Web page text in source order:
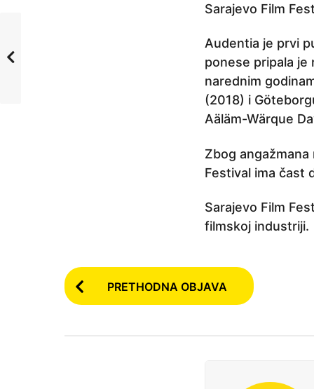
Sarajevo Film
Audentia je prvi
ponese pripala je
narednim
(2018) i
Aäläm-Wärque
Zbog
Festival ima čast
Sarajevo Film
filmskoj industriji.
P
o
PRETHODNA OBJAVA